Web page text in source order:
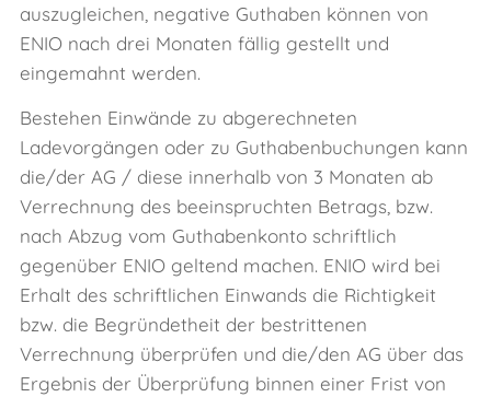
auszugleichen, negative Guthaben können von
ENIO nach drei Monaten fällig gestellt und
eingemahnt werden.
Bestehen Einwände zu abgerechneten
Ladevorgängen oder zu Guthabenbuchungen kann
die/der AG / diese innerhalb von 3 Monaten ab
Verrechnung des beeinspruchten Betrags, bzw.
nach Abzug vom Guthabenkonto schriftlich
gegenüber ENIO geltend machen. ENIO wird bei
Erhalt des schriftlichen Einwands die Richtigkeit
bzw. die Begründetheit der bestrittenen
Verrechnung überprüfen und die/den AG über das
Ergebnis der Überprüfung binnen einer Frist von